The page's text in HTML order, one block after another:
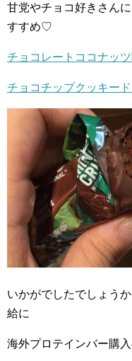
甘党やチョコ好きさん
すすめ♡
チョコレートココナッ
チョコチップクッキー
いかがでしたでしょう
給に
海外プロテインバー購